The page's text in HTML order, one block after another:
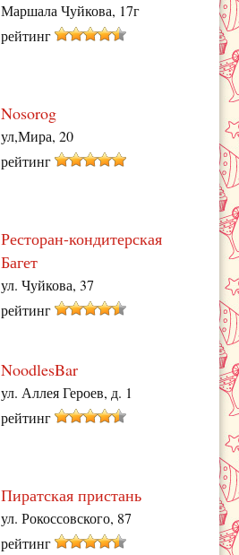
Маршала Чуйкова, 17г
рейтинг
Nosorog
ул,Мира, 20
рейтинг
Ресторан-кондитерская
Багет
ул. Чуйкова, 37
рейтинг
NoodlesBar
ул. Аллея Героев, д. 1
рейтинг
Пиратская пристань
ул. Рокоссовского, 87
рейтинг